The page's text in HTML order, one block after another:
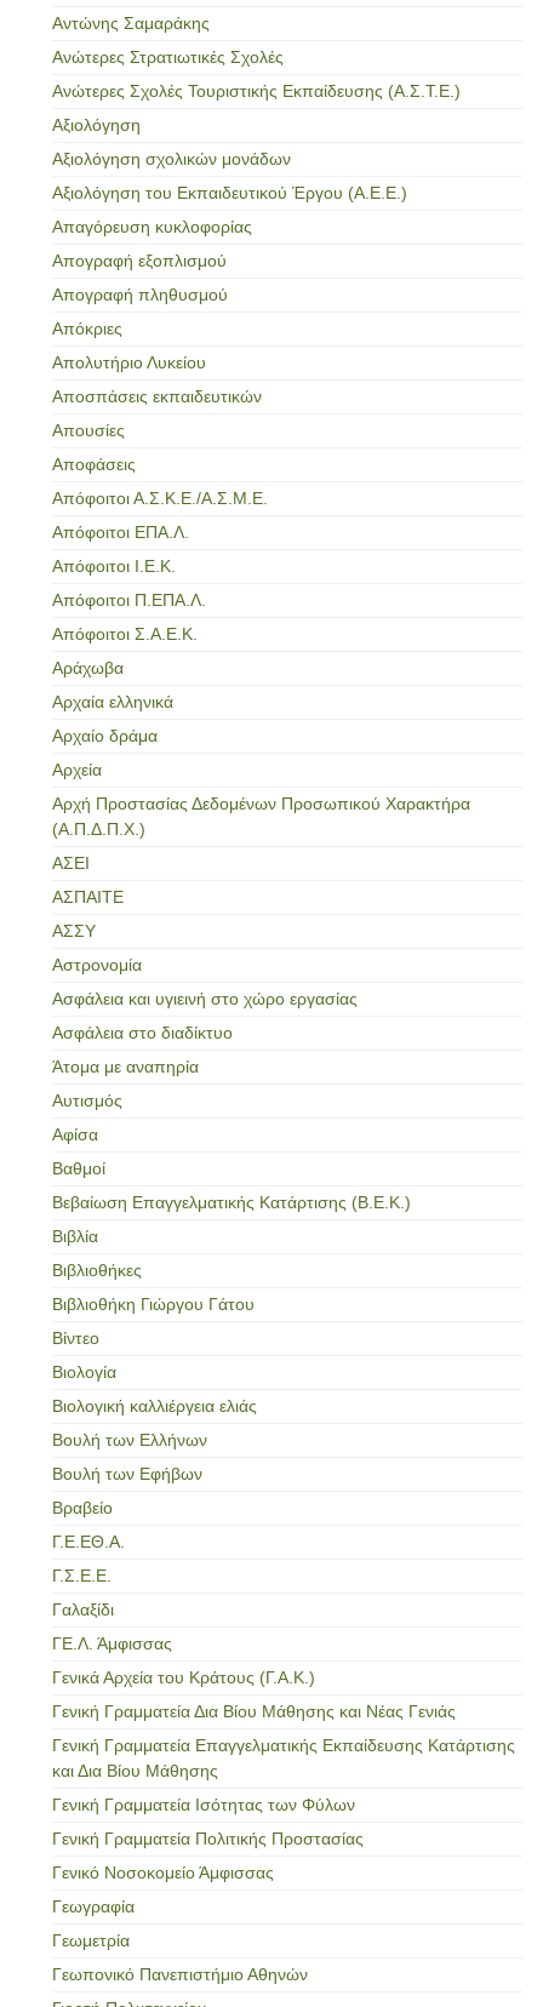
Αντώνης Σαμαράκης
Ανώτερες Στρατιωτικές Σχολές
Ανώτερες Σχολές Τουριστικής Εκπαίδευσης (Α.Σ.Τ.Ε.)
Αξιολόγηση
Αξιολόγηση σχολικών μονάδων
Αξιολόγηση του Εκπαιδευτικού Έργου (Α.Ε.Ε.)
Απαγόρευση κυκλοφορίας
Απογραφή εξοπλισμού
Απογραφή πληθυσμού
Απόκριες
Απολυτήριο Λυκείου
Αποσπάσεις εκπαιδευτικών
Απουσίες
Αποφάσεις
Απόφοιτοι Α.Σ.Κ.Ε./Α.Σ.Μ.Ε.
Απόφοιτοι ΕΠΑ.Λ.
Απόφοιτοι Ι.Ε.Κ.
Απόφοιτοι Π.ΕΠΑ.Λ.
Απόφοιτοι Σ.Α.Ε.Κ.
Αράχωβα
Αρχαία ελληνικά
Αρχαίο δράμα
Αρχεία
Αρχή Προστασίας Δεδομένων Προσωπικού Χαρακτήρα
(Α.Π.Δ.Π.Χ.)
ΑΣΕΙ
ΑΣΠΑΙΤΕ
ΑΣΣΥ
Αστρονομία
Ασφάλεια και υγιεινή στο χώρο εργασίας
Ασφάλεια στο διαδίκτυο
Άτομα με αναπηρία
Αυτισμός
Αφίσα
Βαθμοί
Βεβαίωση Επαγγελματικής Κατάρτισης (Β.Ε.Κ.)
Βιβλία
Βιβλιοθήκες
Βιβλιοθήκη Γιώργου Γάτου
Βίντεο
Βιολογία
Βιολογική καλλιέργεια ελιάς
Βουλή των Ελλήνων
Βουλή των Εφήβων
Βραβείο
Γ.Ε.ΕΘ.Α.
Γ.Σ.Ε.Ε.
Γαλαξίδι
ΓΕ.Λ. Άμφισσας
Γενικά Αρχεία του Κράτους (Γ.Α.Κ.)
Γενική Γραμματεία Δια Βίου Μάθησης και Νέας Γενιάς
Γενική Γραμματεία Επαγγελματικής Εκπαίδευσης Κατάρτισης
και Δια Βίου Μάθησης
Γενική Γραμματεία Ισότητας των Φύλων
Γενική Γραμματεία Πολιτικής Προστασίας
Γενικό Νοσοκομείο Άμφισσας
Γεωγραφία
Γεωμετρία
Γεωπονικό Πανεπιστήμιο Αθηνών